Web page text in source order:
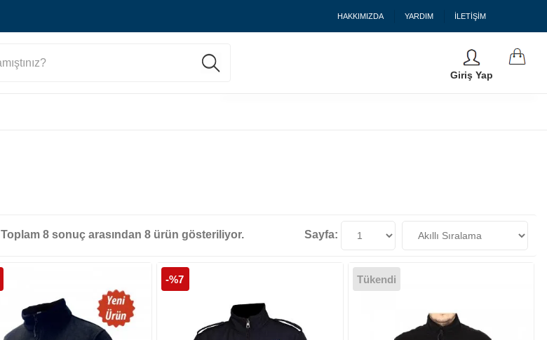
HAKKIMIZDA YARDIM İLETİŞİM
Giriş Yap
Toplam 8sonuç arasından 8ürün gösteriliyor. Sayfa:
-%7 Tükendi